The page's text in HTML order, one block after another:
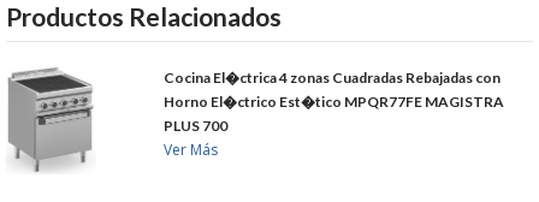
POL�TICA DE PRIVACIDAD
CONDICIONES DE USO
NOTICIAS
Productos Relacionados
Cocina El�ctrica 4 zonas Cuadradas Rebajadas con
Horno El�ctrico Est�tico MPQR77FE MAGISTRA
PLUS 700
Ver Más